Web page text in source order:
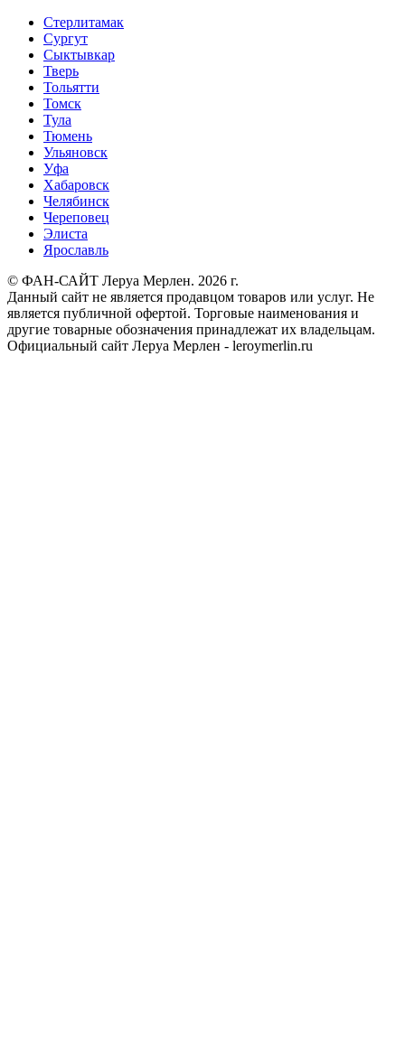
Стерлитамак
Сургут
Сыктывкар
Тверь
Тольятти
Томск
Тула
Тюмень
Ульяновск
Уфа
Хабаровск
Челябинск
Череповец
Элиста
Ярославль
© ФАН-САЙТ Леруа Мерлен. 2026 г.
Данный сайт не является продавцом товаров или услуг. Не
является публичной офертой. Торговые наименования и
другие товарные обозначения принадлежат их владельцам.
Официальный сайт Леруа Мерлен - leroymerlin.ru